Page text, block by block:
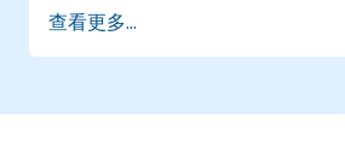
查看更多...